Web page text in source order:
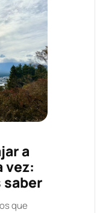
a
vez:
saber
que